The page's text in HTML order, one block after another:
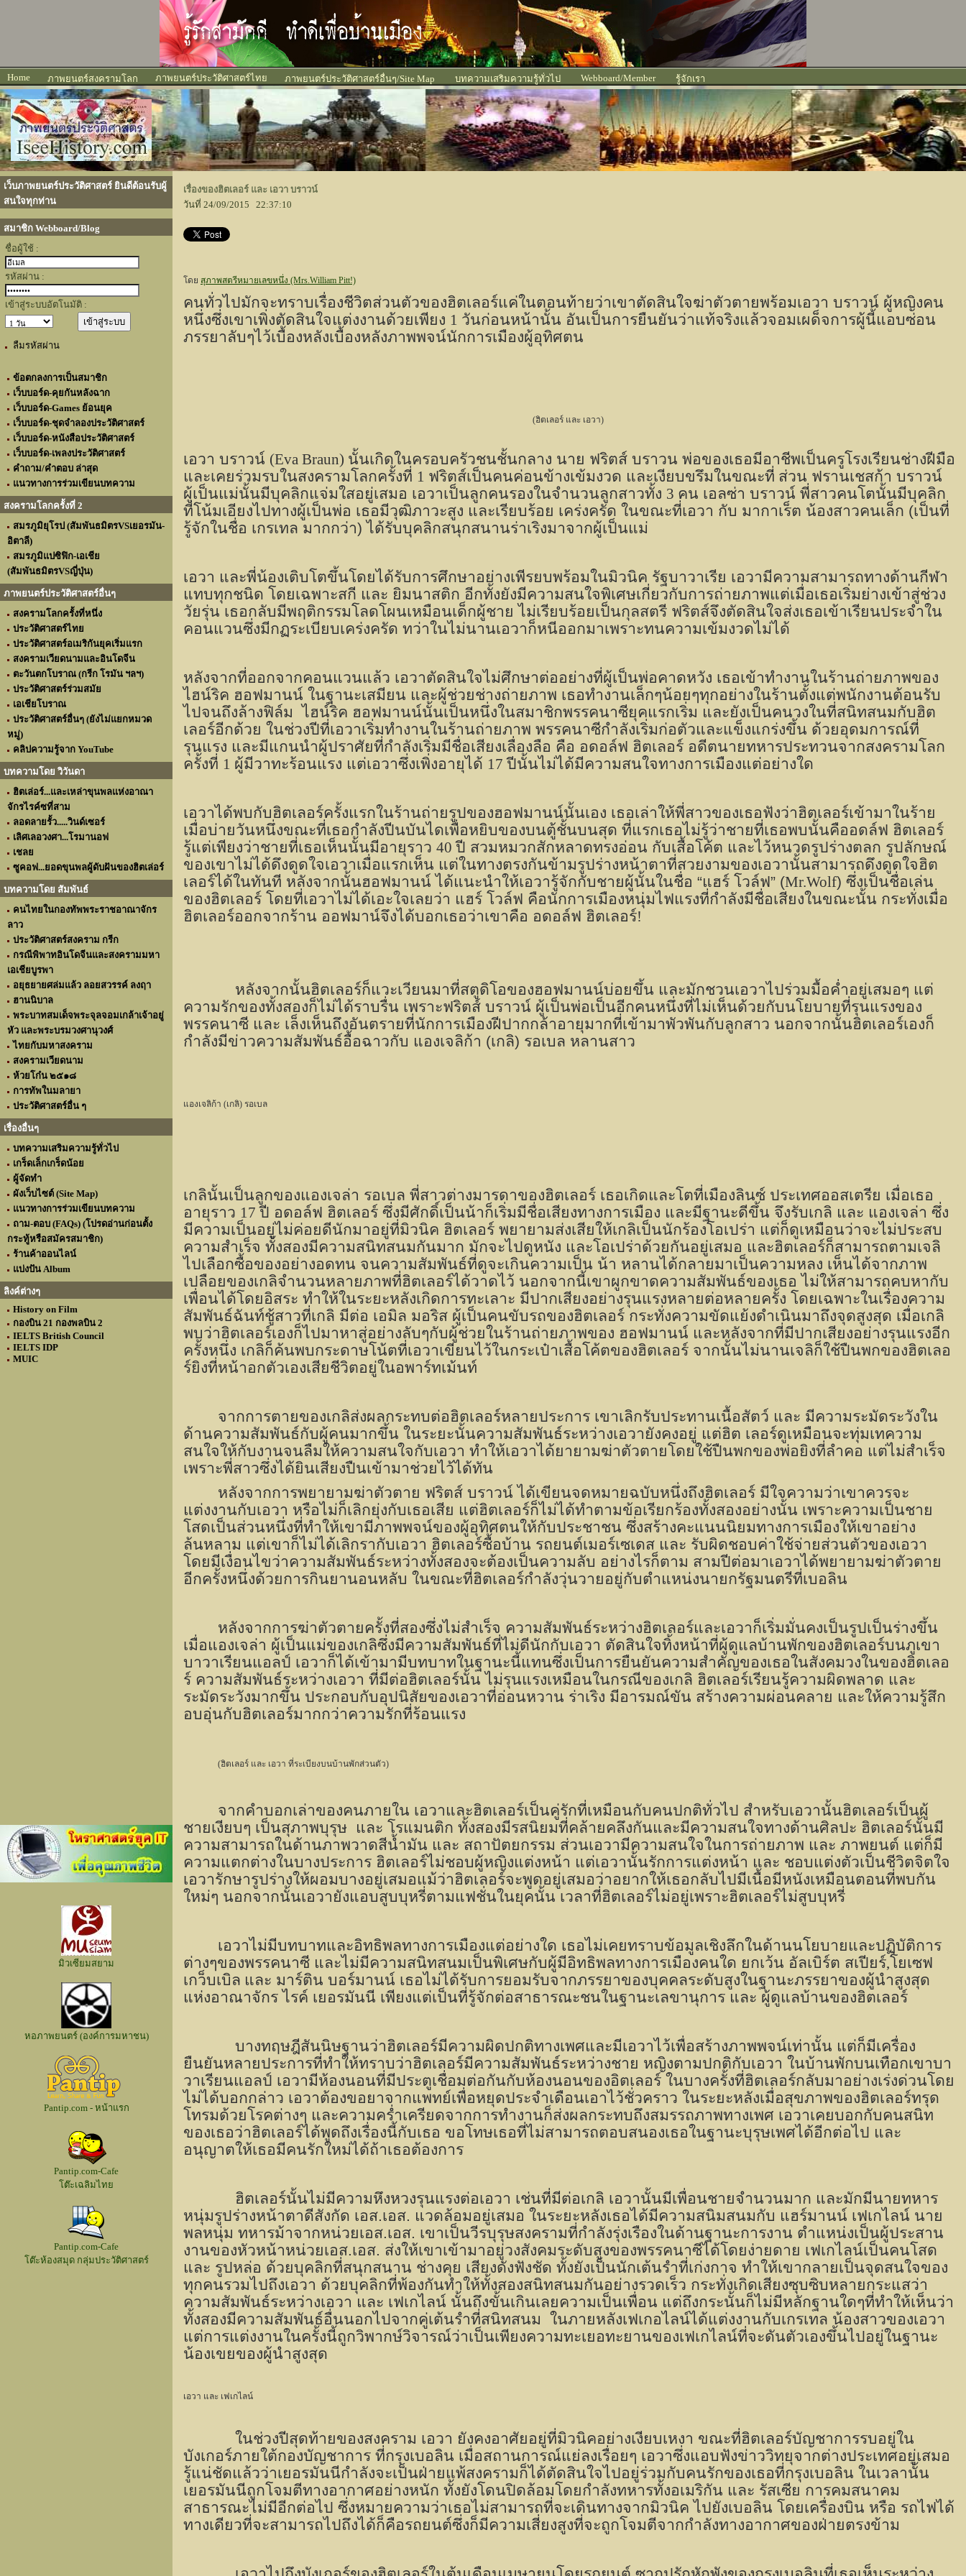
Home ภาพยนตร์สงครามโลก ภาพยนตร์ประวัติศาสตร์ไทย ภาพยนตร์ประวัติศาสตร์อื่นๆ/Site Map บทความเสริมความรู้ทั่วไป Webboard/Member รู้จักเรา
เว็บภาพยนตร์ประวัติศาสตร์ ยินดีต้อนรับผู้
สนใจทุกท่าน
สมาชิก Webboard/Blog
ชื่อผู้ใช้ :
รหัสผ่าน :
เข้าสู่ระบบอัตโนมัติ :
ลืมรหัสผ่าน
ข้อตกลงการเป็นสมาชิก
เว็บบอร์ด-คุยกันหลังฉาก
เว็บบอร์ด-Games ย้อนยุค
เว็บบอร์ด-ชุดจำลองประวัติศาสตร์
เว็บบอร์ด-หนังสือประวัติศาสตร์
เว็บบอร์ด-เพลงประวัติศาสตร์
คำถาม/คำตอบ ล่าสุด
แนวทางการร่วมเขียนบทความ
สงครามโลกครั้งที่ 2
สมรภูมิยุโรป (สัมพันธมิตรVSเยอรมัน-
อิตาลี)
สมรภูมิแปซิฟิก-เอเชีย
(สัมพันธมิตรVSญี่ปุ่น)
ภาพยนตร์ประวัติศาสตร์อื่นๆ
สงครามโลกครั้งที่หนึ่ง
ประวัติศาสตร์ไทย
ประวัติศาสตร์อเมริกันยุคเริ่มแรก
สงครามเวียดนามและอินโดจีน
ตะวันตกโบราณ (กรีก โรมัน ฯลฯ)
ประวัติศาสตร์ร่วมสมัย
เอเชียโบราณ
ประวัติศาสตร์อื่นๆ (ยังไม่แยกหมวด
หมู่)
คลิปความรู้จาก YouTube
บทความโดย วิวันดา
ฮิตเล่อร์...และเหล่าขุนพลแห่งอาณา
จักรไรค์ซที่สาม
ลอดลายรั้ว.....วินด์เซอร์
เลิศเลอวงศา...โรมานอฟ
เชลย
ซูคอฟ...ยอดขุนพลผู้ดับฝันของฮิตเล่อร์
บทความโดย สัมพันธ์
คนไทยในกองทัพพระราชอาณาจักร
ลาว
ประวัติศาสตร์สงคราม กรีก
กรณีพิพาทอินโดจีนและสงครามมหา
เอเชียบูรพา
อยุธยายศล่มแล้ว ลอยสวรรค์ ลงฤา
ฮานนิบาล
พระบาทสมเด็จพระจุลจอมเกล้าเจ้าอยู่
หัว และพระบรมวงศานุวงศ์
ไทยกับมหาสงคราม
สงครามเวียดนาม
ห้วยโก๋น ๒๕๑๘
การทัพในมลายา
ประวัติศาสตร์อื่น ๆ
เรื่องอื่นๆ
บทความเสริมความรู้ทั่วไป
เกร็ดเล็กเกร็ดน้อย
ผู้จัดทำ
ผังเว็บไซต์ (Site Map)
แนวทางการร่วมเขียนบทความ
ถาม-ตอบ (FAQs) (โปรดอ่านก่อนตั้ง
กระทู้หรือสมัครสมาชิก)
ร้านค้าออนไลน์
แบ่งปัน Album
ลิงค์ต่างๆ
History on Film
กองบิน 21 กองพลบิน 2
IELTS British Council
IELTS IDP
MUIC
มิวเซียมสยาม
หอภาพยนตร์ (องค์การมหาชน)
Pantip.com - หน้าแรก
Pantip.com-Cafe
โต๊ะเฉลิมไทย
Pantip.com-Cafe
โต๊ะห้องสมุด กลุ่มประวัติศาสตร์
เรื่องของฮิตเลอร์ และ เอวา บราวน์
วันที่ 24/09/2015 22:37:10
โดย สุภาพสตรีหมายเลขหนึ่ง (Mrs.William Pitt!)
คนทั่วไปมักจะทราบเรื่องชีวิตส่วนตัวของฮิตเลอร์แค่ในตอนท้ายว่าเขาตัดสินใจฆ่าตัวตายพร้อมเอวา บราวน์ ผู้หญิงคน
หนึ่งซึ่งเขาเพิ่งตัดสินใจแต่งงานด้วยเพียง 1 วันก่อนหน้านั้น อันเป็นการยืนยันว่าแท้จริงแล้วจอมเผด็จการผู้นี้แอบซ่อน
ภรรยาลับๆไว้เบื้องหลังเบื้องหลังภาพพจน์นักการเมืองผู้อุทิศตน
(ฮิตเลอร์ และ เอวา)
เอวา บราวน์ (Eva Braun) นั้นเกิดในครอบครัวชนชั้นกลาง นาย ฟริตส์ บราวน พ่อของเธอมีอาชีพเป็นครูโรงเรียนช่างฝีมือ
และเคยร่วมรบในสงครามโลกครั้งที่ 1 ฟริตส์เป็นคนค่อนข้างเข้มงวด และเงียบขรึมในขณะที่ ส่วน ฟรานเชสก้า บราวน์
ผู้เป็นแม่นั้นมีบุคลิกแจ่มใสอยู่เสมอ เอวาเป็นลูกคนรองในจำนวนลูกสาวทั้ง 3 คน เอลซ่า บราวน์ พี่สาวคนโตนั้นมีบุคลิก
ที่โน้มเอียงไปทางผู้เป็นพ่อ เธอมีวุฒิภาวะสูง และเรียบร้อย เคร่งครัด ในขณะที่เอวา กับ มากาเร็ต น้องสาวคนเล็ก (เป็นที่
รู้จักในชื่อ เกรเทล มากกว่า) ได้รับบุคลิกสนุกสนานร่าเริงมาจากผู้เป็นแม่
เอวา และพี่น้องเติบโตขึ้นโดยได้รับการศึกษาอย่างเพีรยบพร้อมในมิวนิค รัฐบาวาเรีย เอวามีความสามารถทางด้านกีฬา
แทบทุกชนิด โดยเฉพาะสกี และ ยิมนาสติก อีกทั้งยังมีความสนใจพิเศษเกี่ยวกับการถ่ายภาพแต่เมื่อเธอเริ่มย่างเข้าสู่ช่วง
วัยรุ่น เธอกลับมีพฤติกรรมโลดโผนเหมือนเด็กผู้ชาย ไม่เรียบร้อยเป็นกุลสตรี ฟริตส์จึงตัดสินใจส่งเธอเข้าเรียนประจำใน
คอนแวนซึ่งมีกฏระเบียบเคร่งครัด ทว่าในไม่นานเอวาก็หนีออกมาเพราะทนความเข้มงวดไม่ได้
หลังจากที่ออกจากคอนแวนแล้ว เอวาตัดสินใจไม่ศึกษาต่ออย่างที่ผู้เป็นพ่อคาดหวัง เธอเข้าทำงานในร้านถ่ายภาพของ
ไฮน์ริค ฮอฟมานน์ ในฐานะเสมียน และผู้ช่วยช่างถ่ายภาพ เธอทำงานเล็กๆน้อยๆทุกอย่างในร้านตั้งแต่พนักงานต้อนรับ
ไปจนถึงล้างฟิล์ม ไฮน์ริค ฮอฟมานน์นั้นเป็นหนึ่งในสมาชิกพรรคนาซียุคแรกเริ่ม และยังเป็นคนวงในที่สนิทสนมกับฮิต
เลอร์อีกด้วย ในช่วงปีที่เอวาเริ่มทำงานในร้านถ่ายภาพ พรรคนาซีกำลังเริ่มก่อตัวและแข็งแกร่งขึ้น ด้วยอุดมการณ์ที่
รุนแรง และมีแกนนำผู้ปราศัยที่กำลังเริ่มมีชื่อเสียงเลื่องลือ คือ อดอล์ฟ ฮิตเลอร์ อดีตนายทหารประทวนจากสงครามโลก
ครั้งที่ 1 ผู้มีวาทะร้อนแรง แต่เอวาซึ่งเพิ่งอายุได้ 17ปีนั้นไม่ได้มีความสนใจทางการเมืองแต่อย่างใด
เอวาได้พบกับฮิตเลอร์ครั้งแรกในร้านถ่ายรูปของฮอฟมานน์นั้นเอง เธอเล่าให้พี่สาวของเธอฟังว่าฮิตเลอร์เข้ามาในร้าย
เมื่อบ่ายวันหนึ่งขณะที่เธอกำลังปีนบันไดเพื่อหยิบของบนตู้ชั้นบนสุด ที่แรกเธอไม่รู้ว่าชายที่เธอพบนั้นคืออดล์ฟ ฮิตเลอร์
รู้แต่เพียงว่าชายที่เธอเห็นนั้นมีอายุราว 40ปี สวมหมวกสักหลาดทรงอ่อน กับเสื้อโค้ต และไว้หนวดรูปร่างตลก รูปลักษณ์
ของเขาไม่ได้ดึงดูดใจเอวาเมื่อแรกเห็น แต่ในทางตรงกันข้ามรูปร่างหน้าตาที่สวยงามของเอวานั้นสามารถดึงดูดใจฮิต
เลอร์ได้ในทันที หลังจากนั้นฮอฟมานน์ ได้แนะนำให้เอวารู้จักกับชายผู้นั้นในชื่อ “แฮร์ โวล์ฟ” (Mr.Wolf) ซึ่งเป็นชื่อเล่น
ของฮิตเลอร์ โดยที่เอวาไม่ได้เอะใจเลยว่า แฮร์ โวล์ฟ คือนักการเมืองหนุ่มไฟแรงที่กำลังมีชื่อเสียงในขณะนั้น กระทั่งเมื่อ
ฮิตเลอร์ออกจากร้าน ออฟมาน์จึงได้บอกเธอว่าเขาคือ อดอล์ฟ ฮิตเลอร์!
หลังจากนั้นฮิตเลอร์ก็แวะเวียนมาที่สตูดิโอของฮอฟมานน์บ่อยขึ้น และมักชวนเอวาไปร่วมมื้อค่ำอยู่เสมอๆ แต่
ความรักของทั้งสองก็ไม่ได้ราบรื่น เพราะฟริตส์ บราวน์ ผู้เป็นพ่อเป็นอีกคนหนึ่งที่ไม่เห็นด้วยกับนโยบายที่รุนแรงของ
พรรคนาซี และ เล็งเห็นถึงอันตรายที่นักการเมืองฝีปากกล้าอายุมากที่เข้ามาพัวพันกับลูกสาว นอกจากนั้นฮิตเลอร์เองก็
กำลังมีข่าวความสัมพันธ์อื้อฉาวกับ แองเจลิก้า (เกลิ) รอเบล หลานสาว
แองเจลิก้า (เกลิ) รอเบล
เกลินั้นเป็นลูกของแองเจล่า รอเบล พี่สาวต่างมารดาของฮิตเลอร์ เธอเกิดและโตที่เมืองลินซ์ ประเทศออสเตรีย เมื่อเธอ
อายุราว 17ปี อดอล์ฟ ฮิตเลอร์ ซึ่งมีศักดิ์เป็นน้าก็เริ่มมีชื่อเสียงทางการเมือง และมีฐานะดีขึ้น จึงรับเกลิ และ แองเจล่า ซึ่ง
มีความเป็นอยู่ไม่ค่อยดีนักมาอยู่ที่มิวนิค ฮิตเลอร์ พยายามส่งเสียให้เกลิเป็นนักร้องโอเปร่า แต่ก็ดูเหมือนว่าจะไม่ประสบ
ความสำเร็จ ทั้งสองมีความสนิทสนมกันมาก มักจะไปดูหนัง และโอเปร่าด้วยกันอยู่เสมอ และฮิตเลอร์ก็สามารถตามเจลิ
ไปเลือกซื้อของอย่างอดทน จนความสัมพันธ์ที่ดูจะเกินความเป็น น้า หลานได้กลายมาเป็นความหลง เห็นได้จากภาพ
เปลือยของเกลิจำนวนหลายภาพที่ฮิตเลอร์ได้วาดไว้ นอกจากนี้เขาผูกขาดความสัมพันธ์ของเธอ ไม่ให้สามารถคบหากับ
เพื่อนได้โดยอิสระ ทำให้ในระยะหลังเกิดการทะเลาะ มีปากเสียงอย่างรุนแรงหลายต่อหลายครั้ง โดยเฉพาะในเรื่องความ
สัมพันธ์ฉันท์ชู้สาวที่เกลิ มีต่อ เอมิล มอริส ผู้เป็นคนขับรถของฮิตเลอร์ กระทั่งความขัดแย้งดำเนินมาถึงจุดสูงสุด เมื่อเกลิ
พบว่าฮิตเลอร์เองก็ไปมาหาสู่อย่างลับๆกับผู้ช่วยในร้านถ่ายภาพของ ฮอฟมานน์ และหลังจากที่มีปากเสียงอย่างรุนแรงอีก
ครั้งหนึ่ง เกลิก็ค้นพบกระดาษโน้ตที่เอวาเขียนไว้ในกระเป๋าเสื้อโค้ตของฮิตเลอร์ จากนั้นไม่นานเจลิก็ใช้ปืนพกของฮิตเลอ
ร์ยิงที่หน้าอกตัวเองเสียชีวิตอยู่ในอพาร์ทเม้นท์
จากการตายของเกลิส่งผลกระทบต่อฮิตเลอร์หลายประการ เขาเลิกรับประทานเนื้อสัตว์ และ มีความระมัดระวังใน
ด้านความสัมพันธ์กับผู้คนมากขึ้น ในระยะนั้นความสัมพันธ์ระหว่างเอวายังคงอยู่ แต่ฮิต เลอร์ดูเหมือนจะทุ่มเทความ
สนใจให้กับงานจนลืมให้ความสนใจกับเอวา ทำให้เอวาได้ยายามฆ่าตัวตายโดยใช้ปืนพกของพ่อยิงที่ลำคอ แต่ไม่สำเร็จ
เพราะพี่สาวซึ่งได้ยินเสียงปืนเข้ามาช่วยไว้ได้ทัน
หลังจากการพยายามฆ่าตัวตาย ฟริตส์ บราวน์ ได้เขียนจดหมายฉบับหนึ่งถึงฮิตเลอร์ มีใจความว่าเขาควรจะ
แต่งงานกับเอวา หรือไม่ก็เลิกยุ่งกับเธอเสีย แต่ฮิตเลอร์ก็ไม่ได้ทำตามข้อเรียกร้องทั้งสองอย่างนั้น เพราะความเป็นชาย
โสดเป็นส่วนหนึ่งที่ทำให้เขามีภาพพจน์ของผู้อุทิศตนให้กับประชาชน ซึ่งสร้างคะแนนนิยมทางการเมืองให้เขาอย่าง
ล้นหลาม แต่เขาก็ไม่ได้เลิกรากับเอวา ฮิตเลอร์ซื้อบ้าน รถยนต์เมอร์เซเดส และ รับผิดชอบค่าใช้จ่ายส่วนตัวของเอวา
โดยมีเงื่อนไขว่าความสัมพันธ์ระหว่างทั้งสองจะต้องเป็นความลับ อย่างไรก็ตาม สามปีต่อมาเอวาได้พยายามฆ่าตัวตาย
อีกครั้งหนึ่งด้วยการกินยานอนหลับ ในขณะที่ฮิตเลอร์กำลังวุ่นวายอยู่กับตำแหน่งนายกรัฐมนตรีที่เบอลิน
หลังจากการฆ่าตัวตายครั้งที่สองซึ่งไม่สำเร็จ ความสัมพันธ์ระหว่างฮิตเลอร์และเอวาก็เริ่มมั่นคงเป็นรูปเป็นร่างขึ้น
เมื่อแองเจล่า ผู้เป็นแม่ของเกลิซึ่งมีความสัมพันธ์ที่ไม่ดีนักกับเอวา ตัดสินใจทิ้งหน้าที่ผู้ดูแลบ้านพักของฮิตเลอร์บนภูเขา
บาวาเรียนแอลป์ เอวาก็ได้เข้ามามีบทบาทในฐานะนี้แทนซึ่งเป็นการยืนยันความสำคัญของเธอในสังคมวงในของฮิตเลอ
ร์ ความสัมพันธ์ระหว่างเอวา ที่มีต่อฮิตเลอร์นั้น ไม่รุนแรงเหมือนในกรณีของเกลิ ฮิตเลอร์เรียนรู้ความผิดพลาด และ
ระมัดระวังมากขึ้น ประกอบกับอุปนิสัยของเอวาที่อ่อนหวาน ร่าเริง มีอารมณ์ขัน สร้างความผ่อนคลาย และให้ความรู้สึก
อบอุ่นกับฮิตเลอร์มากกว่าความรักที่ร้อนแรง
(ฮิตเลอร์ และ เอวา ที่ระเบียงบนบ้านพักส่วนตัว)
จากคำบอกเล่าของคนภายใน เอวาและฮิตเลอร์เป็นคู่รักที่เหมือนกับคนปกติทั่วไป สำหรับเอวานั้นฮิตเลอร์เป็นผู้
ชายเงียบๆ เป็นสุภาพบุรุษ
และ โรแมนติก ทั้งสองมีรสนิยมที่คล้ายคลึงกันและมีความสนใจทางด้านศิลปะ ฮิตเลอร์นั้นมี
ความสามารถในด้านภาพวาดสีน้ำมัน และ สถาปัตยกรรม ส่วนเอวามีความสนใจในการถ่ายภาพ และ ภาพยนต์ แต่ก็มี
ความแตกต่างในบางประการ ฮิตเลอร์ไม่ชอบผู้หญิงแต่งหน้า แต่เอวานั้นรักการแต่งหน้า และ ชอบแต่งตัวเป็นชีวิตจิตใจ
เอวารักษารูปร่างให้ผอมบางอยู่เสมอแม้ว่าฮิตเลอร์จะพูดอยู่เสมอว่าอยากให้เธอกลับไปมีเนื้อมีหนังเหมือนตอนที่พบกัน
ใหม่ๆ นอกจากนั้นเอวายังแอบสูบบุหรี่ตามแฟชั่นในยุคนั้น เวลาที่ฮิตเลอร์ไม่อยู่เพราะฮิตเลอร์ไม่สูบบุหรี่
เอวาไม่มีบทบาทและอิทธิพลทางการเมืองแต่อย่างใด เธอไม่เคยทราบข้อมูลเชิงลึกในด้านนโยบายและปฏิบัติการ
ต่างๆของพรรคนาซี และไม่มีความสนิทสนมเป็นพิเศษกับผู้มีอิทธิพลทางการเมืองคนใด ยกเว้น อัลเบิร์ต สเปียร์,โยเซฟ
เกว็บเบิล และ มาร์ติน บอร์มานน์ เธอไม่ได้รับการยอมรับจากภรรยาของบุคคลระดับสูงในฐานะภรรยาของผู้นำสูงสุด
แห่งอาณาจักร ไรค์ เยอรมันนี เพียงแต่เป็นที่รู้จักต่อสาธารณะชนในฐานะเลขานุการ และ ผู้ดูแลบ้านของฮิตเลอร์
บางทฤษฎีสันนิษฐานว่าฮิตเลอร์มีความผิดปกติทางเพศและมีเอวาไว้เพื่อสร้างภาพพจน์เท่านั้น แต่ก็มีเครื่อง
ยืนยันหลายประการที่ทำให้ทราบว่าฮิตเลอร์มีความสัมพันธ์ระหว่างชาย หญิงตามปกติกับเอวา ในบ้านพักบนเทือกเขาบา
วาเรียนแอลป์ เอวามีห้องนอนที่มีประตูเชื่อมต่อกันกับห้องนอนของอิตเลอร์ ในบางครั้งที่ฮิตเลอร์กลับมาอย่างเร่งด่วนโดย
ไม่ได้บอกกล่าว เอวาต้องขอยาจากแพทย์เพื่อหยุดประจำเดือนเอาไว้ชั่วคราว ในระยะหลังเมื่อสุขภาพของฮิตเลอร์ทรุด
โทรมด้วยโรคต่างๆ และความคร่ำเครียดจากการทำงานก็ส่งผลกระทบถึงสมรรถภาพทางเพศ เอวาเคยบอกกับคนสนิท
ของเธอว่าฮิตเลอร์ได้พูดถึงเรื่องนี้กับเธอ ขอโทษเธอที่ไม่สามารถตอบสนองเธอในฐานะบุรุษเพศได้อีกต่อไป และ
อนุญาตให้เธอมีคนรักใหม่ได้ถ้าเธอต้องการ
ฮิตเลอร์นั้นไม่มีความหึงหวงรุนแรงต่อเอวา เช่นที่มีต่อเกลิ เอวานั้นมีเพื่อนชายจำนวนมาก และมักมีนายทหาร
หนุ่มรูปร่างหน้าตาดีสังกัด เอส.เอส. แวดล้อมอยู่เสมอ ในระยะหลังเธอได้มีความสนิมสนมกับ แฮร์มานน์ เฟเกไลน์ นาย
พลหนุ่ม ทหารม้าจากหน่วยเอส.เอส. เขาเป็นวีรบุรุษสงครามที่กำลังรุ่งเรืองในด้านฐานะการงาน ตำแหน่งเป็นผู้ประสาน
งานของหัวหน้าหน่วยเอส.เอส. ส่งให้เขาเข้ามาอยู่วงสังคมระดับสูงของพรรคนาซีได้โดยง่ายดาย เฟเกไลน์เป็นคนโสด
และ รูปหล่อ ด้วยบุคลิกที่สนุกสนาน ช่างคุย เสียงดังฟังชัด ทั้งยังเป็นนักเต้นรำที่เก่งกาจ ทำให้เขากลายเป็นจุดสนใจของ
ทุกคนรวมไปถึงเอวา ด้วยบุคลิกที่พ้องกันทำให้ทั้งสองสนิทสนมกันอย่างรวดเร็ว กระทั่งเกิดเสียงซุบซิบหลายกระแสว่า
ความสัมพันธ์ระหว่างเอวา และ เฟเกไลน์ นั้นถึงขั้นเกินเลยความเป็นเพื่อน แต่ถึงกระนั้นก็ไม่มีหลักฐานใดๆที่ทำให้เห็นว่า
ทั้งสองมีความสัมพันธ์อื่นนอกไปจากคู่เต้นรำที่สนิทสนม ในภายหลังเฟเกอไลน์ได้แต่งงานกับเกรเทล น้องสาวของเอวา
แต่การแต่งงานในครั้งนี้ถูกวิพากษ์วิจารณ์ว่าเป็นเพียงความทะเยอทะยานของเฟเกไลน์ที่จะดันตัวเองขึ้นไปอยู่ในฐานะ
น้องเขยของผู้นำสูงสุด
เอวา และ เฟเกไลน์
ในช่วงปีสุดท้ายของสงคราม เอวา ยังคงอาศัยอยู่ที่มิวนิคอย่างเงียบเหงา ขณะที่ฮิตเลอร์บัญชาการรบอยู่ใน
บังเกอร์ภายใต้กองบัญชาการ ที่กรุงเบอลิน เมื่อสถานการณ์แย่ลงเรื่อยๆ เอวาซึ่งแอบฟังข่าววิทยุจากต่างประเทศอยู่เสมอ
รู้แน่ชัดแล้วว่าเยอรมันนีกำลังจะเป็นฝ่ายแพ้สงครามก็ได้ตัดสินใจไปอยู่ร่วมกับคนรักของเธอที่กรุงเบอลิน ในเวลานั้น
เยอรมันนีถูกโจมตีทางอากาศอย่างหนัก ทั้งยังโดนปิดล้อมโดยกำลังทหารทั้งอเมริกัน และ รัสเซีย การคมสนาคม
สาธารณะไม่มีอีกต่อไป ซึ่งหมายความว่าเธอไม่สามารถที่จะเดินทางจากมิวนิค ไปยังเบอลิน โดยเครื่องบิน หรือ รถไฟได้
ทางเดียวที่จะสามารถไปถึงได้ก็คือรถยนต์ซึ่งก็มีความเสี่ยงสูงที่จะถูกโจมตีจากกำลังทางอากาศของฝ่ายตรงข้าม